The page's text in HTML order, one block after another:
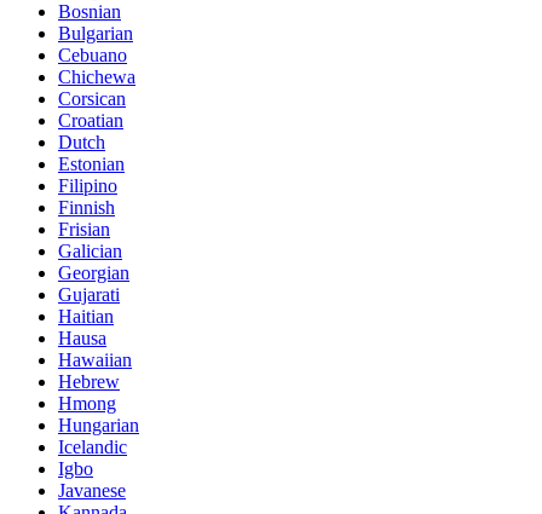
Bosnian
Bulgarian
Cebuano
Chichewa
Corsican
Croatian
Dutch
Estonian
Filipino
Finnish
Frisian
Galician
Georgian
Gujarati
Haitian
Hausa
Hawaiian
Hebrew
Hmong
Hungarian
Icelandic
Igbo
Javanese